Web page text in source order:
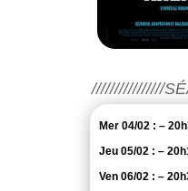
////////////////
Mer 04/02 : –
Jeu 05/02 : –
Ven 06/02 : –